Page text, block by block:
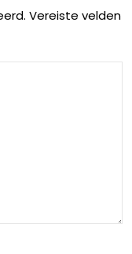
Vereiste velden